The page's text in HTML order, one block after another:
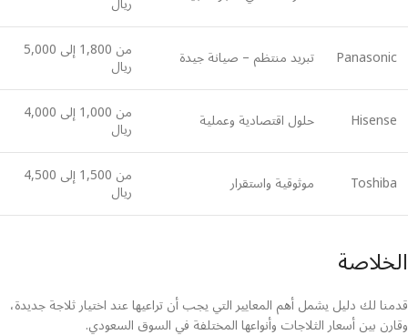
Panasonic تبريد منتظم – صيانة جيدة من 1,800 إلى 5,000
ريال
Hisense حلول اقتصادية وعملية من 1,000 إلى 4,000
ريال
Toshiba موثوقية واستقرار من 1,500 إلى 4,500
ريال
الخلاصة
قدمنا لك دليل يشمل أهم المعايير التي يجب أن تراعيها عند اختيار ثلاجة جديدة،
وقارن بين أسعار الثلاجات وأنواعها المختلفة في السوق السعودي.